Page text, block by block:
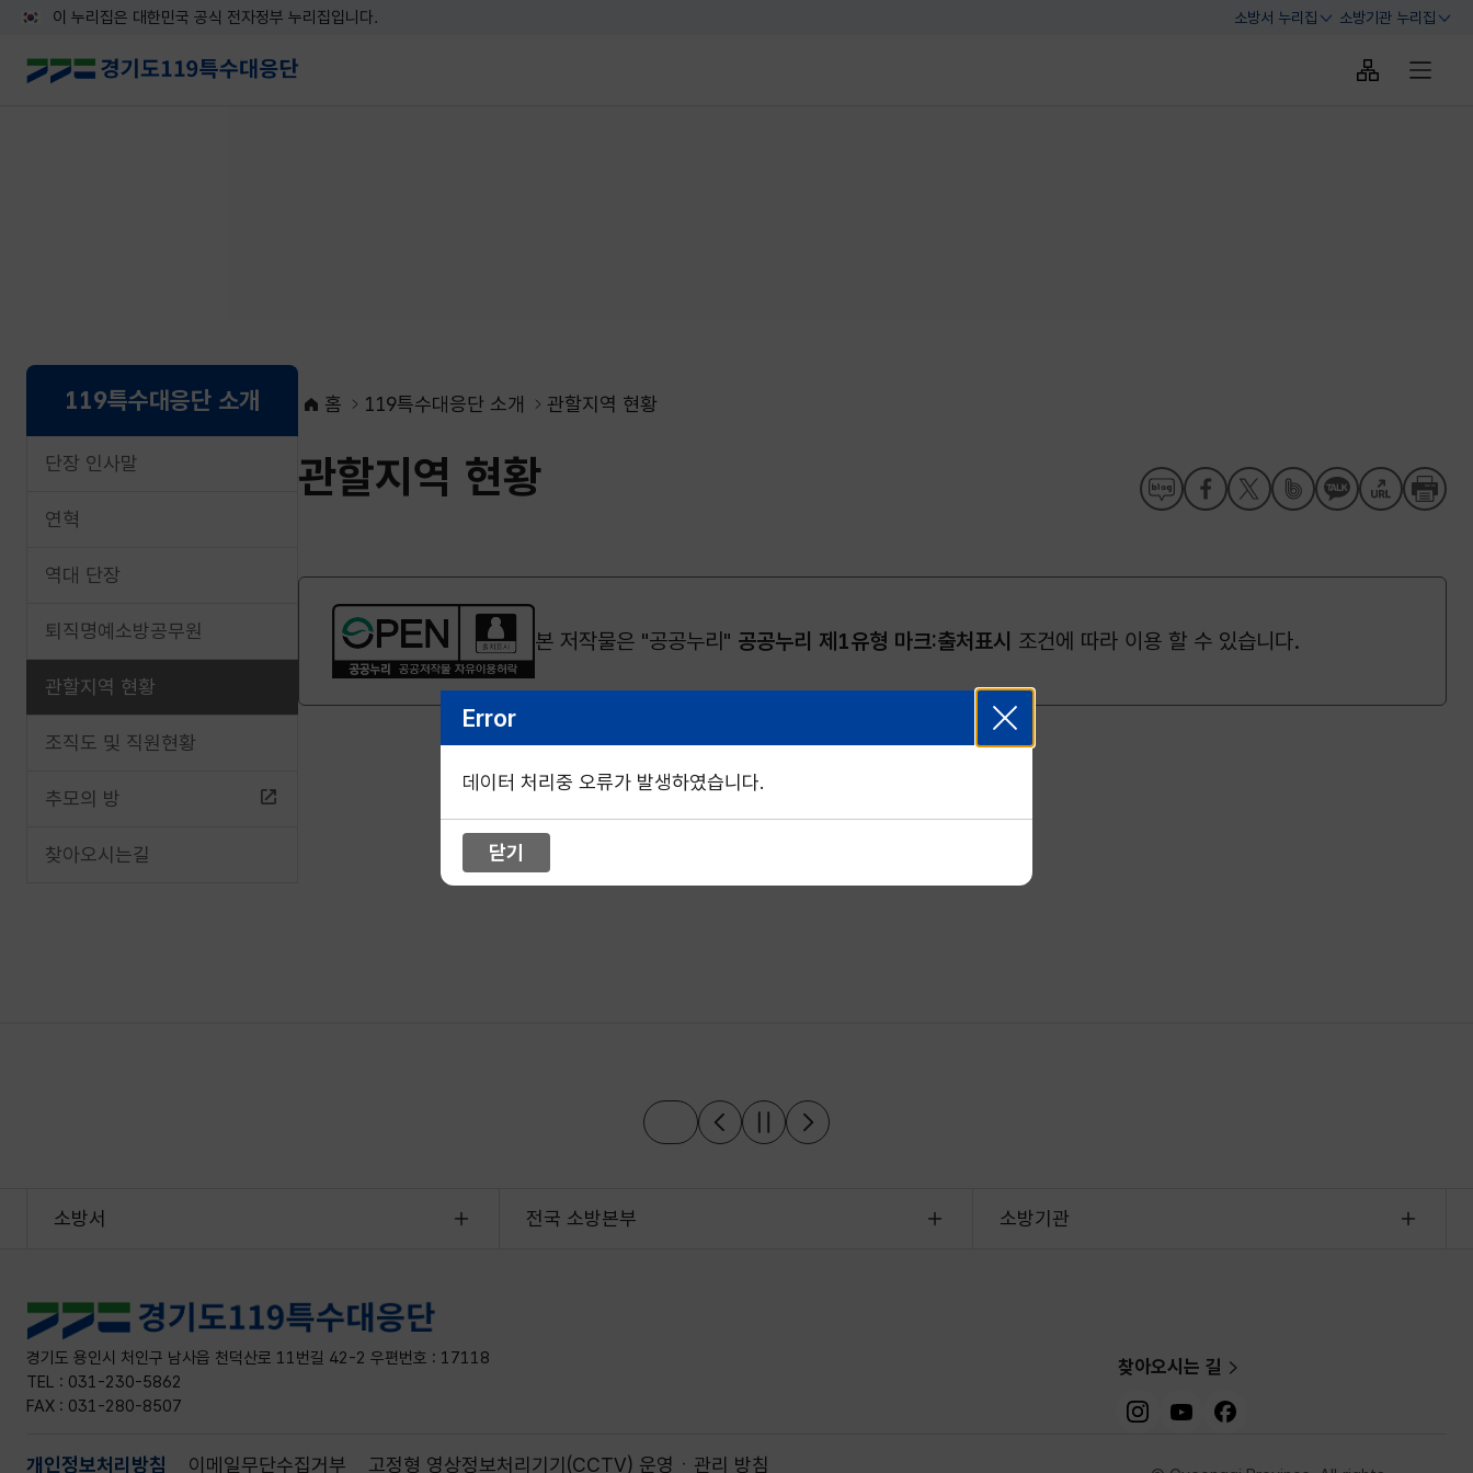
이 누리집은 대한민국 공식 전자정부 누리집입니다. 소방서 누리집
열기
소방기관 누리집
열기
사이트맵 바
전체메
119특수대응단 소개
단장 인사말
연혁
역대 단장
퇴직명예소방공무원
관할지역 현황
조직도 및 직원현황
추모의 방
찾아오시는길
홈 119특수대응단 소개 관할지역 현황
관할지역 현황
네이버밴드로 공유하기
카카오톡으로 공유하기
URL복사하기
인쇄하기
본 저작물은 "공공누리" 공공누리 제1유형 마크:출처표시 조건에 따라 이용 할 수 있습니다.
소방서 전국 소방본부 소방기관
경기도 용인시 처인구 남사읍 천덕산로 11번길 42-2 우편번호 : 17118
TEL : 031-230-5862
FAX : 031-280-8507
찾아오시는 길
인스타그램
유튜브 페이스북
개인정보처리방침 이메일무단수집거부 고정형 영상정보처리기기(CCTV) 운영ㆍ관리 방침
Error
데이터 처리중 오류가 발생하였습니다.
닫기